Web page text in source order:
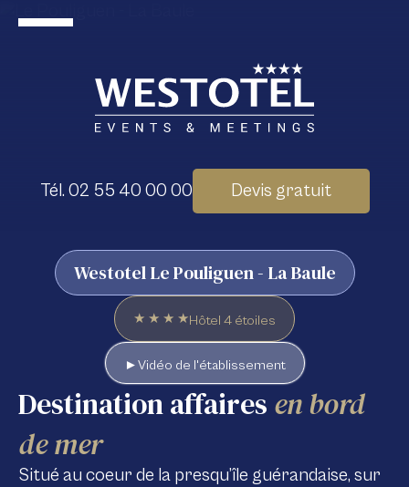
Tél. 02 55 40 00 00 Devis gratuit
Westotel Le Pouliguen - La Baule
★ ★ ★ ★Hôtel 4 étoiles
►Vidéo de l'établissement
Destination affaires en bord
de mer
Situé au coeur de la presqu’île guérandaise, sur